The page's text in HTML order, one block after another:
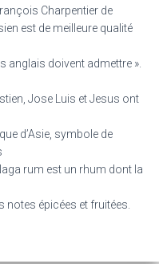
Charpentier de
est de meilleure qualité
anglais doivent admettre ».
Jose Luis et Jesus ont
d’Asie, symbole de
rum est un rhum dont la
épicées et fruitées.